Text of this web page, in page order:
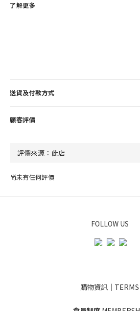
了解更多
送貨及付款方式
顧客評價
尚未有任何評價
FOLLOW US
購物資訊｜TERMS